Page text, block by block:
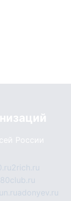
России
2rich.ru
adonyev.ru